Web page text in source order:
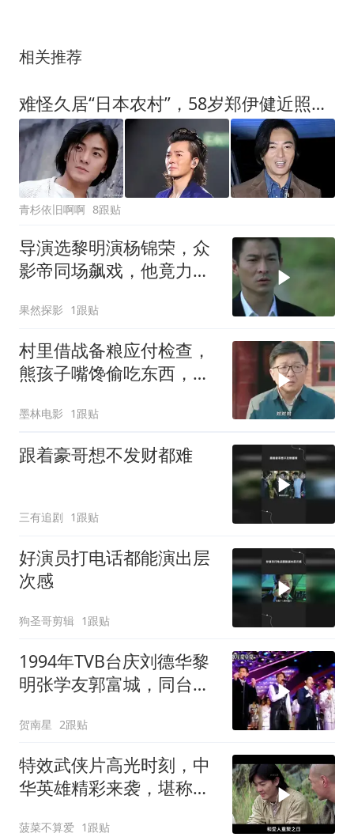
相关推荐
难怪久居“日本农村”，58岁郑伊健近照大变样，印证王晶的评价
青杉依旧啊啊 8跟贴
导演选黎明演杨锦荣，众
影帝同场飙戏，他竟力压
果然探影 1跟贴
村里借战备粮应付检查，
熊孩子嘴馋偷吃东西，最
墨林电影 1跟贴
跟着豪哥想不发财都难
三有追剧 1跟贴
好演员打电话都能演出层
次感
狗圣哥剪辑 1跟贴
1994年TVB台庆刘德华黎
明张学友郭富城，同台表
贺南星 2跟贴
特效武侠片高光时刻，中
华英雄精彩来袭，堪称经
菠菜不算爱 1跟贴